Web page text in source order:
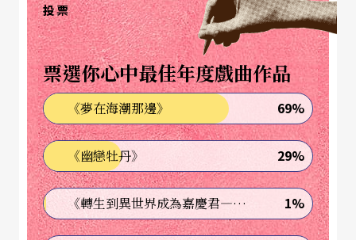
投票
票選你心中最佳年度戲曲作品
《夢在海潮那邊》 69%
《幽戀牡丹》 29%
《轉生到異世界成為嘉慶君—發現我的祖先是詐騙集團!?》 1%